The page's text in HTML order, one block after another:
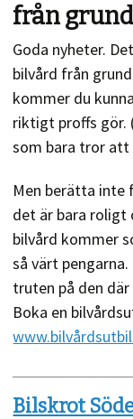
från
Goda nyheter.
bilvård från
kommer du
riktigt proffs gör.
som bara tror att
Men berätta inte
det är bara roligt
bilvård kommer
så värt
truten på den
Boka en
Bilskrot